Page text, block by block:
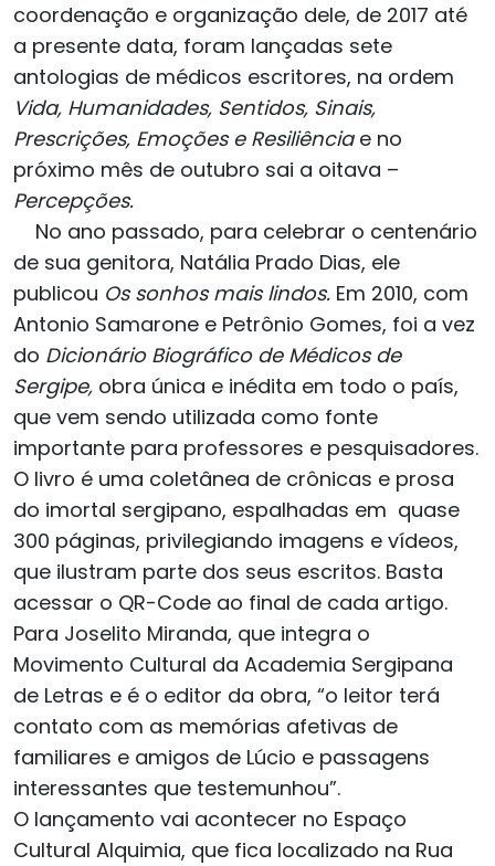
coordenação e organização dele, de 2017 até
a presente data, foram lançadas sete
antologias de médicos escritores, na ordem
Vida, Humanidades, Sentidos, Sinais,
Prescrições, Emoções e Resiliênciae no
próximo mês de outubro sai a oitava –
Percepções.
No ano passado, para celebrar o centenário
de sua genitora, Natália Prado Dias, ele
publicou Os sonhos mais lindos. Em 2010, com
Antonio Samarone e Petrônio Gomes, foi a vez
do Dicionário Biográfico de Médicos de
Sergipe, obra única e inédita em todo o país,
que vem sendo utilizada como fonte
importante para professores e pesquisadores.
O livro é uma coletânea de crônicas e prosa
do imortal sergipano, espalhadas em quase
300 páginas, privilegiando imagens e vídeos,
que ilustram parte dos seus escritos. Basta
acessar o QR-Code ao final de cada artigo.
Para Joselito Miranda, que integra o
Movimento Cultural da Academia Sergipana
de Letras e é o editor da obra, “o leitor terá
contato com as memórias afetivas de
familiares e amigos de Lúcio e passagens
interessantes que testemunhou”.
O lançamento vai acontecer no Espaço
Cultural Alquimia, que fica localizado na Rua